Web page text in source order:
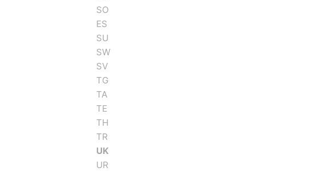
SO
ES
SU
SW
SV
TG
TA
TE
TH
TR
UK
UR